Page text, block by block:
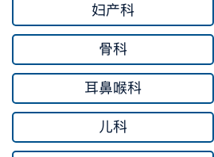
妇产科
骨科
耳鼻喉科
儿科